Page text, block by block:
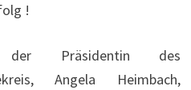
!
der Präsidentin des
Angela Heimbach,